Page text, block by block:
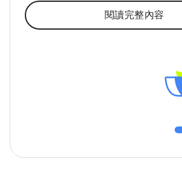
閱讀完整內容